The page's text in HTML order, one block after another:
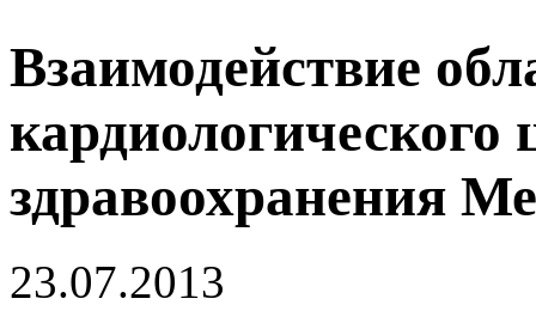
Взаимодействие
кардиологического
здравоохранения
23.07.2013